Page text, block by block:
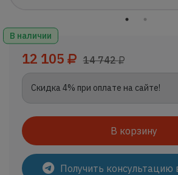
В наличии
12 105 14 742
Скидка 4% при оплате на сайте!
В корзину
Получить консультацию